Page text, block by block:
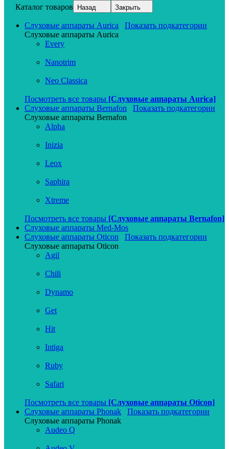
Каталог товаров Назад Закрыть
Слуховые аппараты Aurica
Показать подкатегории
Слуховые аппараты Aurica
Every
Nanotrim
Neo Classica
Посмотреть все товары [Слуховые аппараты Aurica]
Слуховые аппараты Bernafon
Показать подкатегории
Слуховые аппараты Bernafon
Alpha
Inizia
Leox
Saphira
Xtreme
Посмотреть все товары [Слуховые аппараты Bernafon]
Слуховые аппараты Med-Mos
Слуховые аппараты Oticon
Показать подкатегории
Слуховые аппараты Oticon
Agil
Chili
Dynamo
Get
Hit
Intiga
Ruby
Safari
Посмотреть все товары [Слуховые аппараты Oticon]
Слуховые аппараты Phonak
Показать подкатегории
Слуховые аппараты Phonak
Audeo Q